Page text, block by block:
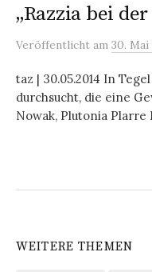
„Razzia bei
Veröffentlicht am 30. Mai
taz | 30.05.2014 In
durchsucht, die eine
Nowak, Plutonia Plarre
WEITERE THEMEN